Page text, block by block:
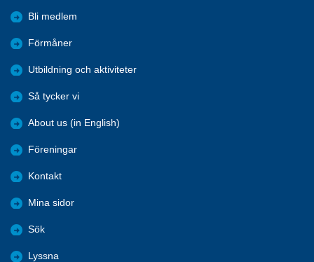
Bli medlem
Förmåner
Utbildning och aktiviteter
Så tycker vi
About us (in English)
Föreningar
Kontakt
Mina sidor
Sök
Lyssna